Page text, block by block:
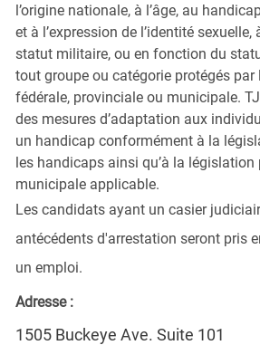
l’origine nationale, à l’âge, au
et à l’expression de l’identité sexuelle,
statut militaire, ou en fonction du
tout groupe ou catégorie protégés
fédérale, provinciale ou municipale.
des mesures d’adaptation aux
un handicap conformément à la
les handicaps ainsi qu’à la législation
municipale applicable.
Les candidats ayant un casier
antécédents d'arrestation seront pris
un emploi.
Adresse :
1505 Buckeye Ave. Suite 101